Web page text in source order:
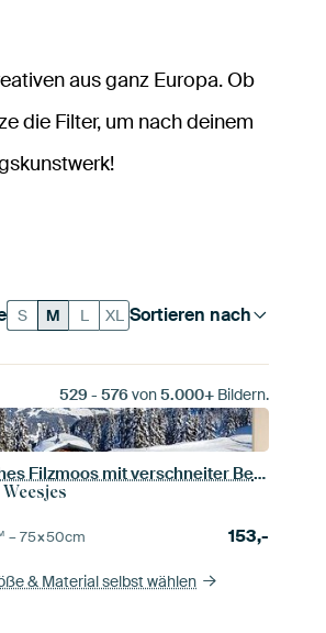
aus ganz Europa. Ob
die Filter, um nach deinem
Sortieren nach
S M L XL
529 - 576von5.000+Bildern.
Winterliches Filzmoos mit verschneiter Berglandschaft
Weesjes
–75×50cm 153,-
& Material selbst wählen